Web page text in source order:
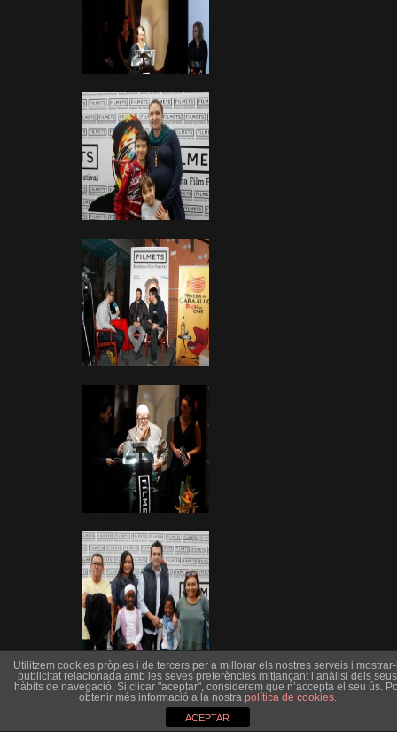
Utilitzem cookies pròpies i de tercers per a millorar els nostres serveis i
publicitat relacionada amb les seves preferències mitjançant l’anàlisi dels seus
hàbits de navegació. Si clicar "aceptar", considerem que n’accepta el seu ús.
obtenir més informació a la nostra política de cookies.
ACEPTAR